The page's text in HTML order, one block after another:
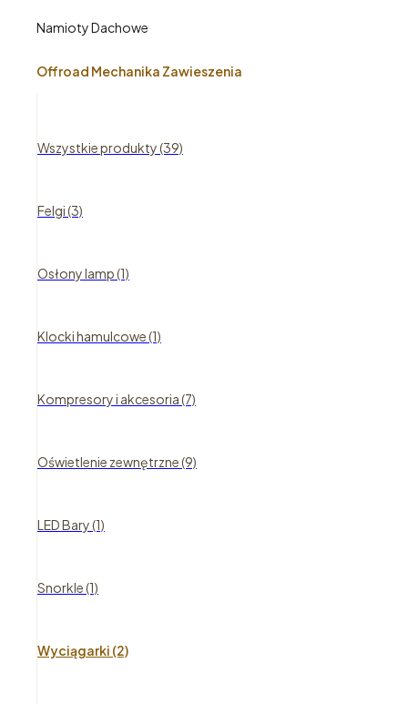
Namioty Dachowe
Offroad Mechanika Zawieszenia
Wszystkie produkty (39)
Felgi (3)
Osłony lamp (1)
Klocki hamulcowe (1)
Kompresory i akcesoria (7)
Oświetlenie zewnętrzne (9)
LED Bary (1)
Snorkle (1)
Wyciągarki (2)